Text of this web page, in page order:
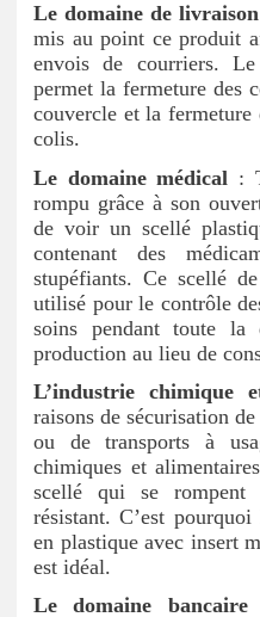
Le domaine de
mis au point ce produit
envois de courriers.
permet la fermeture des
couvercle et la fermeture
colis.
Le domaine médical :
rompu grâce à son
de voir un scellé
contenant des
stupéfiants. Ce scellé
utilisé pour le contrôle
soins pendant toute
production au lieu de
L’industrie chimique
raisons de sécurisation
ou de transports à
chimiques et
scellé qui se rompent
résistant. C’est
en plastique avec insert
est idéal.
Le domaine bancaire: